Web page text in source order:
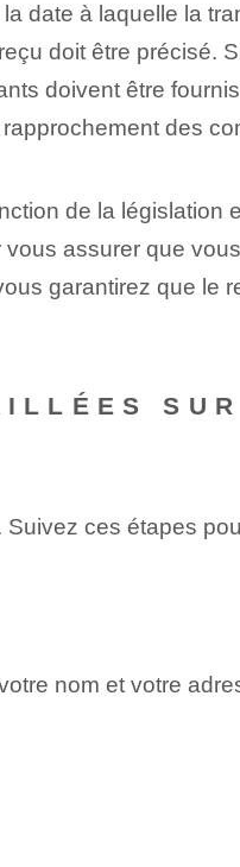
date à laquelle la
doit être précisé.
doivent être
des
de la législation
assurer que
garantirez que le
ces étapes
nom et votre